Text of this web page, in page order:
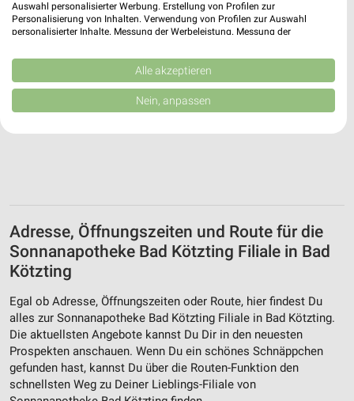
Adresse, Öffnungszeiten und Route für die
Sonnanapotheke Bad Kötzting Filiale in Bad
Kötzting
Egal ob Adresse, Öffnungszeiten oder Route, hier findest Du
alles zur Sonnanapotheke Bad Kötzting Filiale in Bad Kötzting.
Die aktuellsten Angebote kannst Du Dir in den neuesten
Prospekten anschauen. Wenn Du ein schönes Schnäppchen
gefunden hast, kannst Du über die Routen-Funktion den
schnellsten Weg zu Deiner Lieblings-Filiale von
Auswahl personalisierter Werbung. Erstellung von Profilen zur
Personalisierung von Inhalten. Verwendung von Profilen zur Auswahl
personalisierter Inhalte. Messung der Werbeleistung. Messung der
Kombinationen von Daten aus verschiedenen Quellen. Entwicklung und
Verbesserung der Angebote. Verwendung reduzierter Daten zur Auswahl
von Inhalten.
Daten können außerhalb der Europäischen Union weitergegeben und in die
USA gesendet werden.
Website/App.
Speichern von oder Zugriff auf Informationen
auf einem Endgerät
Verwendung reduzierter Daten zur Auswahl von
Werbeanzeigen
Erstellung von Profilen für personalisierte
Werbung
Verwendung von Profilen zur Auswahl
personalisierter Werbung
Alle akzeptieren
Nein, anpassen